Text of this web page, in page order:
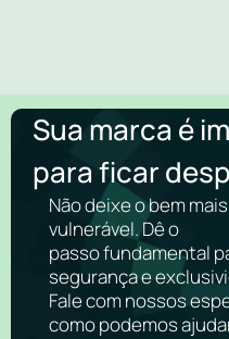
Sua marca é
para ficar
Não deixe o bem
vulnerável. Dê o
passo fundamental
segurança e
Fale com nossos
como podemos